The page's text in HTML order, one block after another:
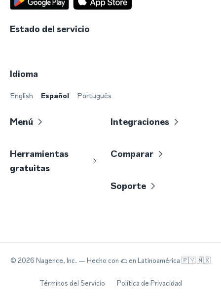
Estado del servicio
Idioma
English Español Português
Menú Integraciones
Herramientas
gratuitas
Comparar
Soporte
© 2026 Nagence, Inc. — Hecho con 🌮 en Latinoamérica 🇵🇾 🇲🇽
Términos del Servicio Política de Privacidad